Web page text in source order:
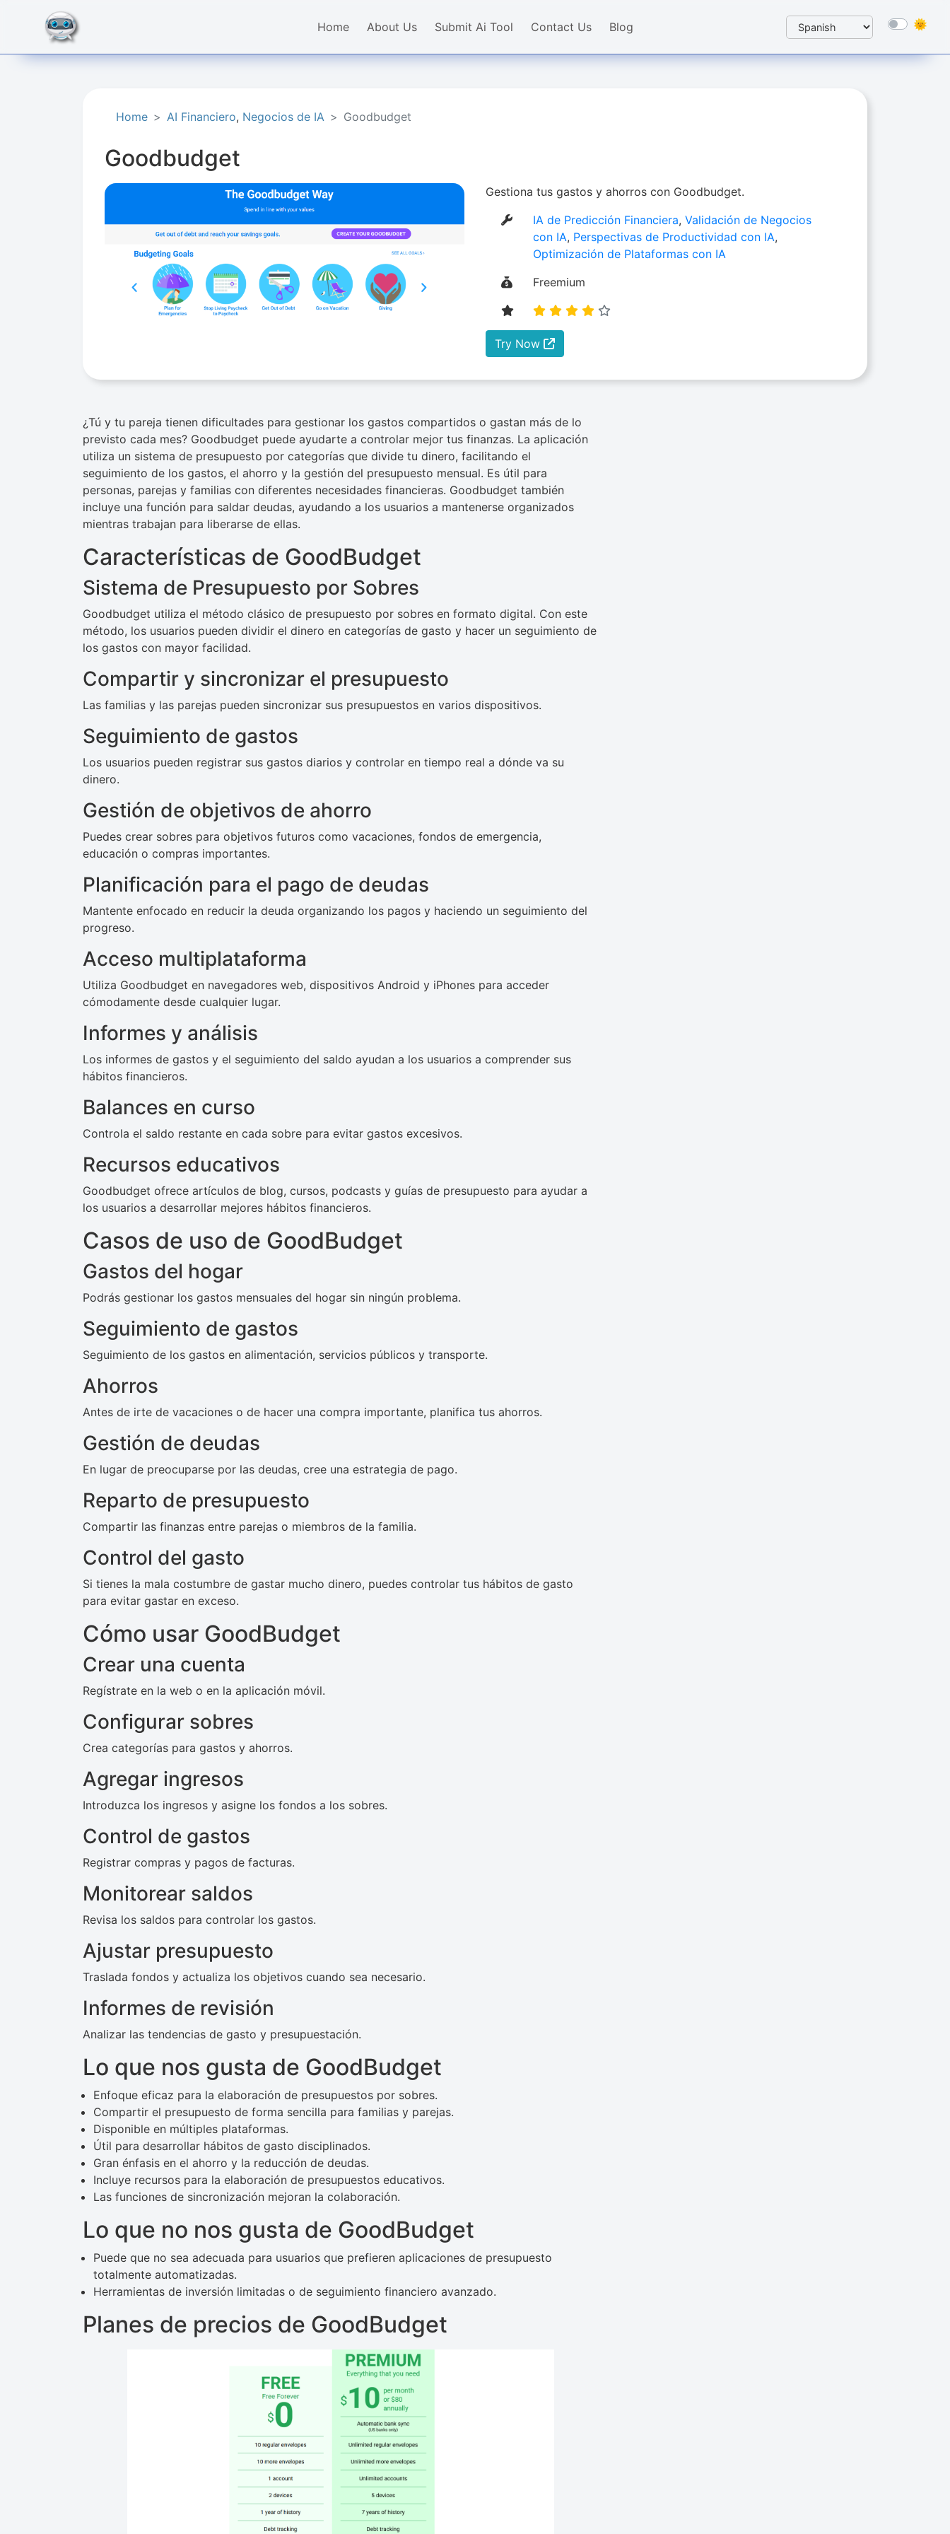
Home About Us Submit Ai Tool Contact Us Blog
Home AI Financiero​, Negocios de IA​ Goodbudget
Goodbudget
Gestiona tus gastos y ahorros con Goodbudget.
IA de Predicción Financiera,Validación de Negocios
con IA​, Perspectivas de Productividad con IA,
Optimización de Plataformas con IA
Freemium
Try Now
¿Tú y tu pareja tienen dificultades para gestionar los gastos compartidos o gastan más de lo
previsto cada mes? Goodbudget puede ayudarte a controlar mejor tus finanzas. La aplicación
utiliza un sistema de presupuesto por categorías que divide tu dinero, facilitando el
seguimiento de los gastos, el ahorro y la gestión del presupuesto mensual. Es útil para
personas, parejas y familias con diferentes necesidades financieras. Goodbudget también
incluye una función para saldar deudas, ayudando a los usuarios a mantenerse organizados
mientras trabajan para liberarse de ellas.
Características de GoodBudget
Sistema de Presupuesto por Sobres
Goodbudget utiliza el método clásico de presupuesto por sobres en formato digital. Con este
método, los usuarios pueden dividir el dinero en categorías de gasto y hacer un seguimiento de
los gastos con mayor facilidad.
Compartir y sincronizar el presupuesto
Las familias y las parejas pueden sincronizar sus presupuestos en varios dispositivos.
Seguimiento de gastos
Los usuarios pueden registrar sus gastos diarios y controlar en tiempo real a dónde va su
dinero.
Gestión de objetivos de ahorro
Puedes crear sobres para objetivos futuros como vacaciones, fondos de emergencia,
educación o compras importantes.
Planificación para el pago de deudas
Mantente enfocado en reducir la deuda organizando los pagos y haciendo un seguimiento del
progreso.
Acceso multiplataforma
Utiliza Goodbudget en navegadores web, dispositivos Android y iPhones para acceder
cómodamente desde cualquier lugar.
Informes y análisis
Los informes de gastos y el seguimiento del saldo ayudan a los usuarios a comprender sus
hábitos financieros.
Balances en curso
Controla el saldo restante en cada sobre para evitar gastos excesivos.
Recursos educativos
Goodbudget ofrece artículos de blog, cursos, podcasts y guías de presupuesto para ayudar a
los usuarios a desarrollar mejores hábitos financieros.
Casos de uso de GoodBudget
Gastos del hogar
Podrás gestionar los gastos mensuales del hogar sin ningún problema.
Seguimiento de gastos
Seguimiento de los gastos en alimentación, servicios públicos y transporte.
Ahorros
Antes de irte de vacaciones o de hacer una compra importante, planifica tus ahorros.
Gestión de deudas
En lugar de preocuparse por las deudas, cree una estrategia de pago.
Reparto de presupuesto
Compartir las finanzas entre parejas o miembros de la familia.
Control del gasto
Si tienes la mala costumbre de gastar mucho dinero, puedes controlar tus hábitos de gasto
para evitar gastar en exceso.
Cómo usar GoodBudget
Crear una cuenta
Regístrate en la web o en la aplicación móvil.
Configurar sobres
Crea categorías para gastos y ahorros.
Agregar ingresos
Introduzca los ingresos y asigne los fondos a los sobres.
Control de gastos
Registrar compras y pagos de facturas.
Monitorear saldos
Revisa los saldos para controlar los gastos.
Ajustar presupuesto
Traslada fondos y actualiza los objetivos cuando sea necesario.
Informes de revisión
Analizar las tendencias de gasto y presupuestación.
Lo que nos gusta de GoodBudget
Enfoque eficaz para la elaboración de presupuestos por sobres.
Compartir el presupuesto de forma sencilla para familias y parejas.
Disponible en múltiples plataformas.
Útil para desarrollar hábitos de gasto disciplinados.
Gran énfasis en el ahorro y la reducción de deudas.
Incluye recursos para la elaboración de presupuestos educativos.
Las funciones de sincronización mejoran la colaboración.
Lo que no nos gusta de GoodBudget
Puede que no sea adecuada para usuarios que prefieren aplicaciones de presupuesto
totalmente automatizadas.
Herramientas de inversión limitadas o de seguimiento financiero avanzado.
Planes de precios de GoodBudget